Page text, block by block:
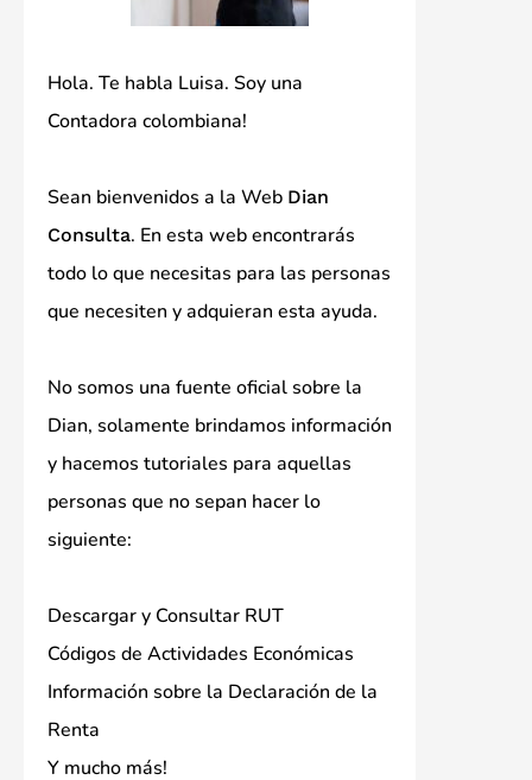
Hola. Te habla Luisa. Soy una
Contadora colombiana!
Sean bienvenidos a la Web Dian
Consulta. En esta web encontrarás
todo lo que necesitas para las personas
que necesiten y adquieran esta ayuda.
No somos una fuente oficial sobre la
Dian, solamente brindamos información
y hacemos tutoriales para aquellas
personas que no sepan hacer lo
siguiente:
Descargar y Consultar RUT
Códigos de Actividades Económicas
Información sobre la Declaración de la
Renta
Y mucho más!